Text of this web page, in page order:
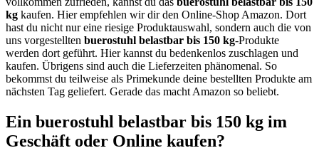
kg kaufen. Hier empfehlen wir dir den Online-Shop Amazon. Dort
hast du nicht nur eine riesige Produktauswahl, sondern auch die von
uns vorgestellten buerostuhl belastbar bis 150 kg-Produkte
werden dort geführt. Hier kannst du bedenkenlos zuschlagen und
kaufen. Übrigens sind auch die Lieferzeiten phänomenal. So
bekommst du teilweise als Primekunde deine bestellten Produkte am
nächsten Tag geliefert. Gerade das macht Amazon so beliebt.
Ein buerostuhl belastbar bis 150 kg im
Geschäft oder Online kaufen?